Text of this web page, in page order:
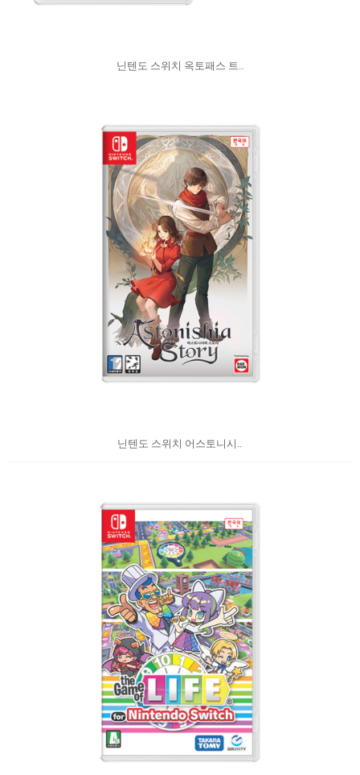
닌텐도 스위치 옥토패스 트..
닌텐도 스위치 어스토니시..